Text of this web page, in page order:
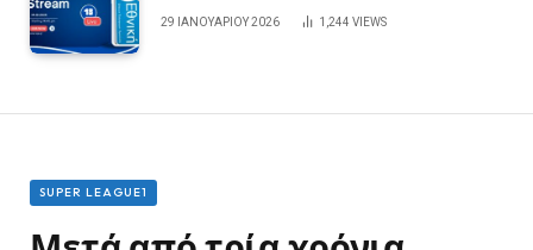
29 ΙΑΝΟΥΑΡΊΟΥ 2026 1,244 VIEWS
SUPER LEAGUE1